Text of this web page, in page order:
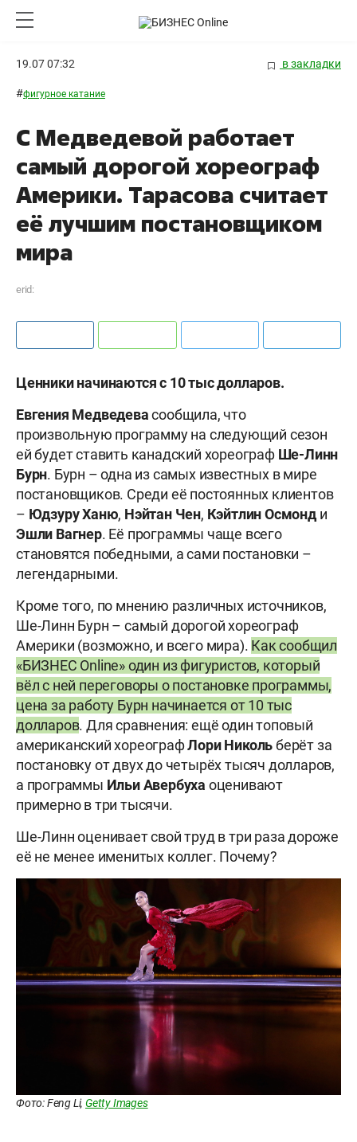
19.07 07:32 в закладки
#фигурное катание
С Медведевой работает
самый дорогой хореограф
Америки. Тарасова считает
её лучшим постановщиком
мира
erid:
Ценники начинаются с 10 тыс долларов.
Евгения Медведевасообщила, что
произвольную программу на следующий сезон
ей будет ставить канадский хореограф Ше-Линн
Бурн. Бурн – одна из самых известных в мире
постановщиков. Среди её постоянных клиентов
– Юдзуру Ханю, Нэйтан Чен, Кэйтлин Осмонди
Эшли Вагнер. Её программы чаще всего
становятся победными, а сами постановки –
легендарными.
Кроме того, по мнению различных источников,
Ше-Линн Бурн – самый дорогой хореограф
Америки (возможно, и всего мира). Как сообщил
«БИЗНЕС Online» один из фигуристов, который
вёл с ней переговоры о постановке программы,
цена за работу Бурн начинается от 10 тыс
долларов. Для сравнения: ещё один топовый
американский хореографЛори Никольберёт за
постановку от двух до четырёх тысяч долларов,
а программы Ильи Авербуха оценивают
примерно в три тысячи.
Ше-Линн оценивает свой труд в три раза дороже
её не менее именитых коллег. Почему?
Фото: Feng Li, Getty Images